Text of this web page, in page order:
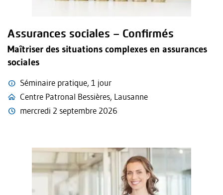
Assurances sociales – Confirmés
Maîtriser des situations complexes en assurances
sociales
Séminaire pratique, 1 jour
Centre Patronal Bessières, Lausanne
mercredi 2 septembre 2026